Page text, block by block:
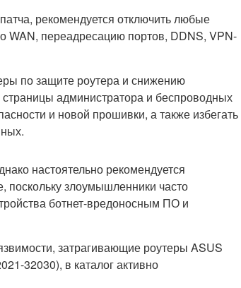
рекомендуется отключить любые
WAN, переадресацию портов, DDNS, VPN-
по защите роутера и снижению
администратора и беспроводных
и новой прошивки, а также избегать
настоятельно рекомендуется
поскольку злоумышленники часто
ботнет-вредоносным ПО и
затрагивающие роутеры ASUS
32030), в каталог активно